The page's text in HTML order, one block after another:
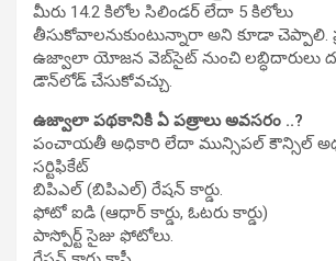
మీరు 14.2 కిలోల సిలిండర్ లేదా 5 కిలోలు
తీసుకోవాలనుకుంటున్నారా అని కూడా చెప్పాలి.
ఉజ్వాలా యోజన వెబ్‌సైట్ నుంచి లబ్ధిదారులు
డౌన్‌లోడ్ చేసుకోవచ్చు.
ఉజ్వాలా పథకానికి ఏ పత్రాలు అవసరం ..?
పంచాయతీ అధికారి లేదా మున్సిపల్ కౌన్సిల్
సర్టిఫికేట్
బిపిఎల్ (బిపిఎల్) రేషన్ కార్డు.
ఫోటో ఐడి (ఆధార్ కార్డు, ఓటరు కార్డు)
పాస్పోర్ట్ సైజు ఫోటోలు.